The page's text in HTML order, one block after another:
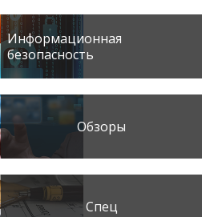
Информационная
безопасность
Обзоры
Спец